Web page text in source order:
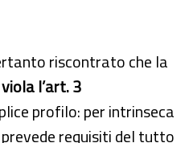
riscontrato che la
viola l’art. 3
profilo: per intrinseca
requisiti del tutto